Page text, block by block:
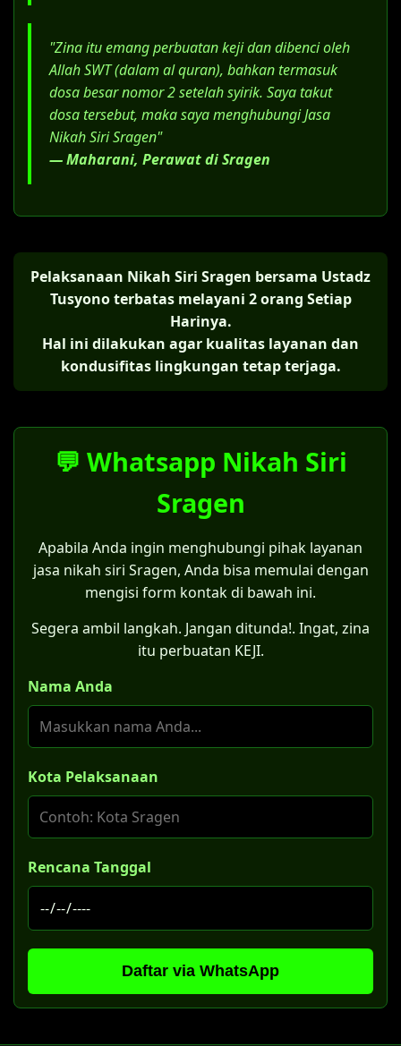
"Zina itu emang perbuatan keji dan dibenci oleh
Allah SWT (dalam al quran), bahkan termasuk
dosa besar nomor 2 setelah syirik. Saya takut
dosa tersebut, maka saya menghubungi Jasa
Nikah Siri Sragen"
— Maharani, Perawat di Sragen
Pelaksanaan Nikah Siri Sragen bersama Ustadz
Tusyono terbatas melayani 2 orang Setiap
Harinya.
Hal ini dilakukan agar kualitas layanan dan
kondusifitas lingkungan tetap terjaga.
💬 Whatsapp Nikah Siri
Sragen
Apabila Anda ingin menghubungi pihak layanan
jasa nikah siri Sragen, Anda bisa memulai dengan
mengisi form kontak di bawah ini.
Segera ambil langkah. Jangan ditunda!. Ingat, zina
itu perbuatan KEJI.
Nama Anda
Kota Pelaksanaan
Rencana Tanggal
Daftar via WhatsApp